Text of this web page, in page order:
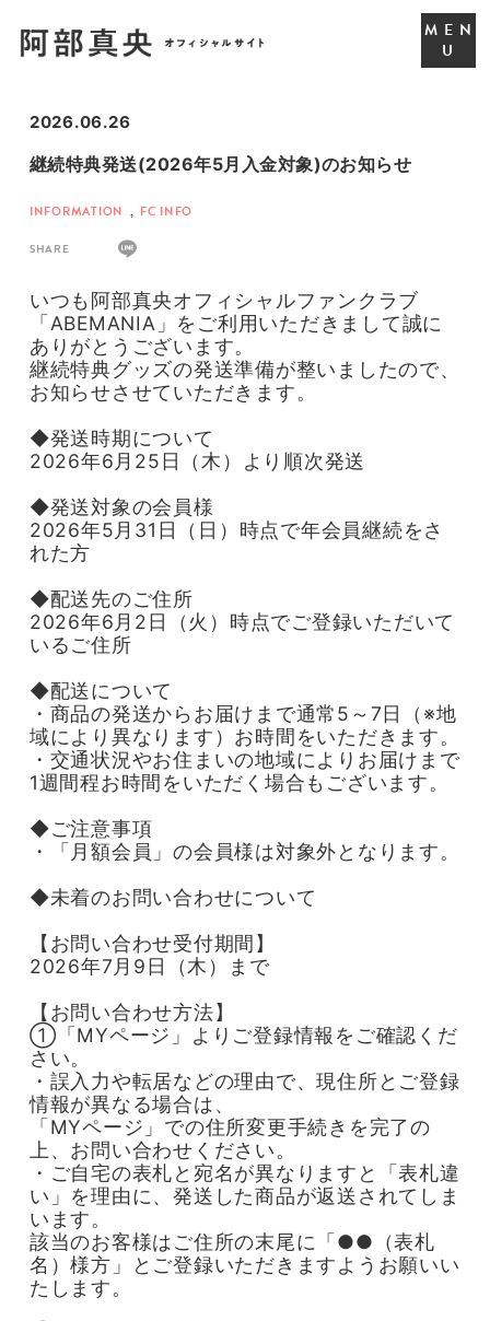
2026.06.26
継続特典発送(2026年5月入金対象)のお知らせ
INFORMATION , FC INFO
SHARE
いつも阿部真央オフィシャルファンクラブ
「ABEMANIA」をご利用いただきまして誠に
ありがとうございます。
継続特典グッズの発送準備が整いましたので、
お知らせさせていただきます。
◆発送時期について
2026年6 月25日（木）より順次発送
◆発送対象の会員様
2026年5月31日（日）時点で年会員継続をさ
れた方
◆配送先のご住所
2026年6月2日（火）時点でご登録いただいて
いるご住所
◆配送について
・商品の発送からお届けまで通常5～7日（※地
域により異なります）お時間をいただきます。
・交通状況やお住まいの地域によりお届けまで
1週間程お時間をいただく場合もございます。
◆ご注意事項
・「月額会員」の会員様は対象外となります。
◆未着のお問い合わせについて
【お問い合わせ受付期間】
2026年7月9日（木）まで
【お問い合わせ方法】
①「MYページ」よりご登録情報をご確認くだ
さい。
・誤入力や転居などの理由で、現住所とご登録
情報が異なる場合は、
「MYページ」での住所変更手続きを完了の
上、お問い合わせください。
・ご自宅の表札と宛名が異なりますと「表札違
い」を理由に、発送した商品が返送されてしま
います。
該当のお客様はご住所の末尾に「●●（表札
名）様方」とご登録いただきますようお願いい
たします。